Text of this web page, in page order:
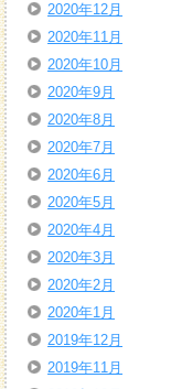
2020年12月
2020年11月
2020年10月
2020年9月
2020年8月
2020年7月
2020年6月
2020年5月
2020年4月
2020年3月
2020年2月
2020年1月
2019年12月
2019年11月